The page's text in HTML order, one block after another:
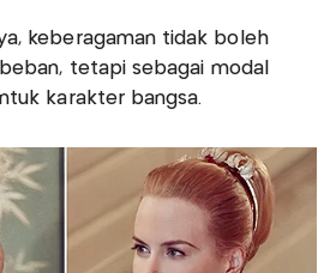
keberagaman tidak boleh
tetapi sebagai modal
karakter bangsa.